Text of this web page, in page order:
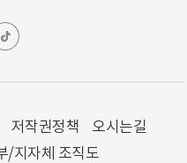
저작권정책
오시는길
/지자체 조직도